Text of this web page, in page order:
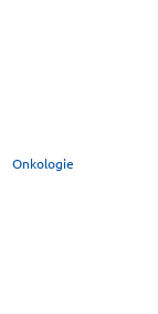
Onkologie